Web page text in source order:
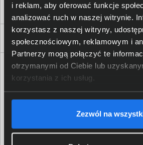
i reklam, aby oferować funkcje
analizować ruch w naszej witrynie.
korzystasz z naszej witryny,
społecznościowym, reklamowym i
Partnerzy mogą połączyć te
otrzymanymi od Ciebie lub
korzystania z ich usług.
Zezwól na
Zakupy
Delkom 2000